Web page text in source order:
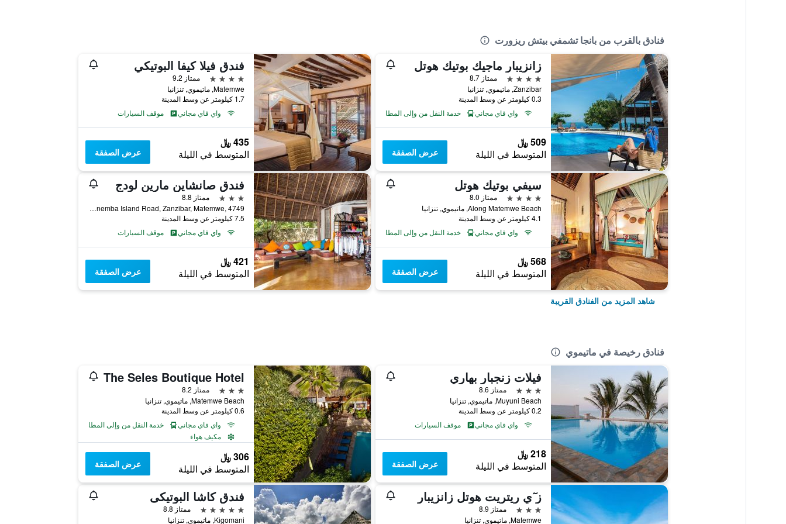
فنادق بالقرب من بانجا تشمفي بيتش ريزورت
زانزيبار ماجيك بوتيك هوتل
4 نجوم
ممتاز 8.7
Zanzibar, ماتيموي, تنزانيا
0.3 كيلومتر عن وسط المدينة
واي فاي مجاني
خدمة النقل من وإلى المطار
509 ﷼
المتوسط في الليلة عرض الصفقة
فندق فيلا كيفا البوتيكي
4 نجوم
ممتاز 9.2
Matemwe, ماتيموي, تنزانيا
1.7 كيلومتر عن وسط المدينة
واي فاي مجاني
موقف السيارات
435 ﷼
المتوسط في الليلة عرض الصفقة
سيفي بوتيك هوتل
4 نجوم
ممتاز 8.0
Along Matemwe Beach, ماتيموي, تنزانيا
4.1 كيلومتر عن وسط المدينة
واي فاي مجاني
خدمة النقل من وإلى المطار
568 ﷼
المتوسط في الليلة عرض الصفقة
فندق صانشاين مارين لودج
3 نجوم
ممتاز 8.8
Off Mnemba Island Road, Zanzibar, Matemwe, 4749, ماتيموي, تنزانيا
7.5 كيلومتر عن وسط المدينة
واي فاي مجاني
موقف السيارات
421 ﷼
المتوسط في الليلة عرض الصفقة
شاهد المزيد من الفنادق القريبة
فنادق رخيصة في ماتيموي
فيلات زنجبار بهاري
3 نجوم
ممتاز 8.6
Muyuni Beach, ماتيموي, تنزانيا
0.2 كيلومتر عن وسط المدينة
واي فاي مجاني
موقف السيارات
218 ﷼
المتوسط في الليلة عرض الصفقة
The Seles Boutique Hotel
3 نجوم
ممتاز 8.2
Matemwe Beach, ماتيموي, تنزانيا
0.6 كيلومتر عن وسط المدينة
واي فاي مجاني
خدمة النقل من وإلى المطار
مكيف هواء
306 ﷼
المتوسط في الليلة عرض الصفقة
ز ٓي ريتريت هوتل زانزيبار
3 نجوم
ممتاز 8.9
Matemwe, ماتيموي, تنزانيا
فندق كاشا البوتيكى
5 نجوم
ممتاز 8.8
Kigomani, ماتيموي, تنزانيا